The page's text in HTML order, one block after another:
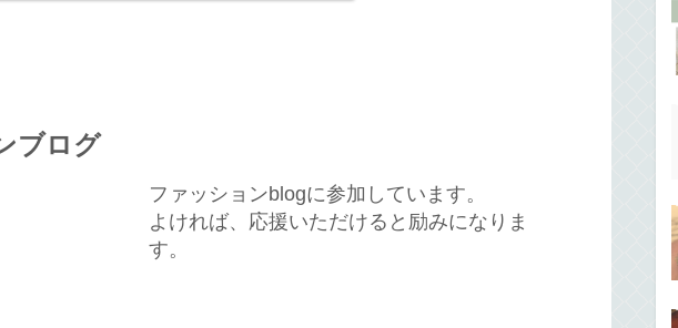
ブログ
ファッションblogに参加しています。
よければ、応援いただけると励みになりま
す。